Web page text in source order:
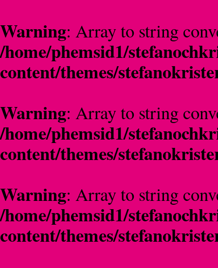
Warning: Array to string
/home/phemsid1/
content/themes/
Warning: Array to string
/home/phemsid1/
content/themes/
Warning: Array to string
/home/phemsid1/
content/themes/